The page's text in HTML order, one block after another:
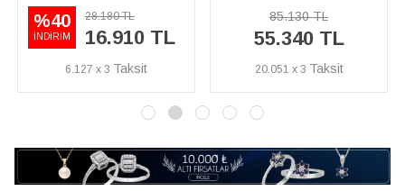
85.130 TL
55.340 TL
20.051 x 3
89.000 TL
57.850 TL
20.960 x 3